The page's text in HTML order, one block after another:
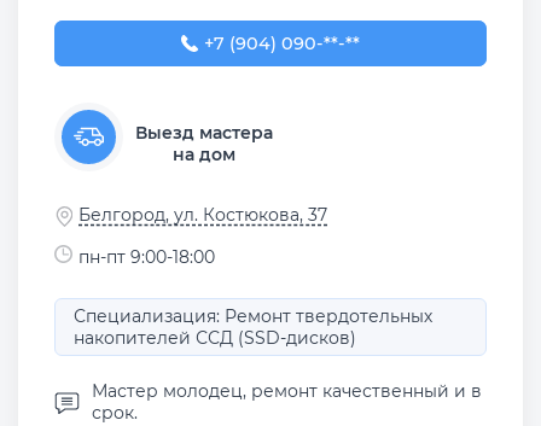
+7 (904) 090-96-94
+7 (904) 090-**-**
Выезд мастера
на дом
Белгород, ул. Костюкова, 37
пн-пт 9:00-18:00
Специализация: Ремонт твердотельных
накопителей ССД (SSD-дисков)
Мастер молодец, ремонт качественный и в
срок.